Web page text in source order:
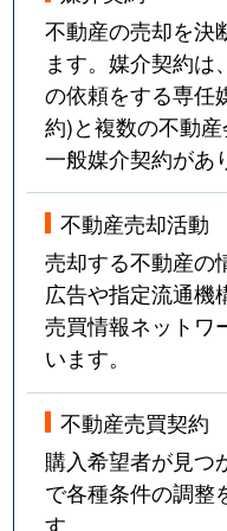
不動産の売却を決
ます。媒介契約は
の依頼をする専任
約)と複数の不動
一般媒介契約があ
不動産売却活動
売却する不動産の
広告や指定流通機
売買情報ネットワ
います。
不動産売買契約
購入希望者が見つ
で各種条件の調整
す。